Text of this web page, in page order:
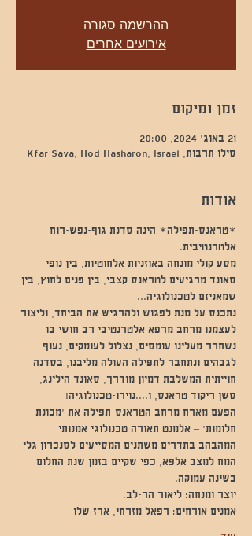
ההרשמה סגורה
אירועים אחרים
זמן ומיקום
21 באוג׳ 2024, 20:00
סילו תרבות, Kfar Sava, Hod Hasharon, Israel
אודות
*טראנס-תפילה* הינה סדנת גוף-נפש-רוח
אלטרנטיבית.
מסע קולי מונחה באוזניות אלחוטיות, בין נופי
סאונד מרגיעים לטראנס קצבי, בין פנים לחוץ, בין
שמאניזם לטכנולוגיה...
נתכנס על מנת לפגוש ולהרגיש את הביחד, וליצור
לעצמנו מרחב מרפא אלטרנטיבי רב חושי בו
נשחרר מעלינו עומסים, נצלול לעומקים, נעוף
לגבהים ונתחבר לתפילה העולה מליבנו, בסדנה
חוייתית המשלבת דמיון מודרך, סאונד הילינג,
סשן ריקוד טראנס, ו....נוירו-טכנולוגיה!
הפעם מארח מרחב הטראנס-תפילה את 'מכונת
חלומות' – אלמנט תאורה טכנולוגי אמנותי
המהבהב בתדרים משתנים המסייעים לסנכרון גלי
המח למצב אלפא, כפי שקיים בזמן שנת החלום
בשינה עמוקה.
יוצר ומנחה: ליאור הר-לב.
אמנים אורחים: רפאל מזרחי, ארז שלו